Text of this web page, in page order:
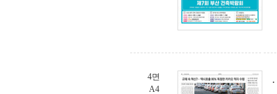
4면
A4